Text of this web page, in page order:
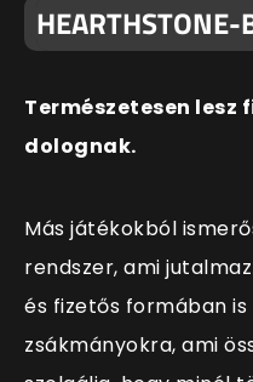
HEARTHSTONE-
Természetesen lesz
dolognak.
Más játékokból
rendszer, ami
és fizetős formában
zsákmányokra, ami